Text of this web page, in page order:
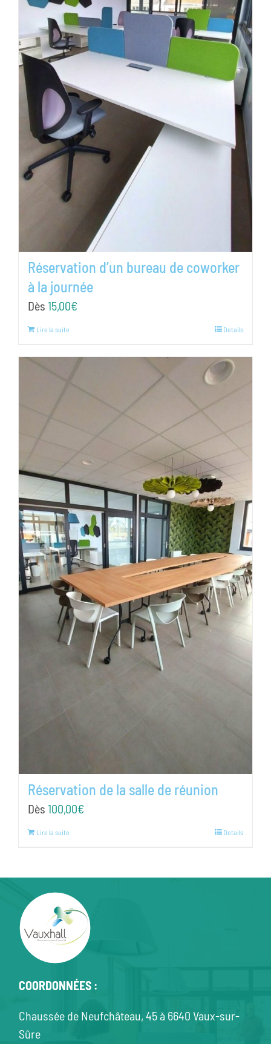
Réservation d’un bureau de coworker
à la journée
Dès 15,00€
Lire la suite Details
Réservation de la salle de réunion
Dès 100,00€
Lire la suite Details
COORDONNÉES :
Chaussée de Neufchâteau, 45 à 6640 Vaux-sur-
Sûre